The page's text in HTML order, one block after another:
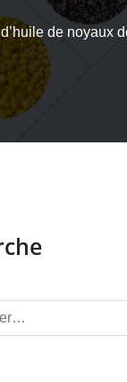
de noyaux